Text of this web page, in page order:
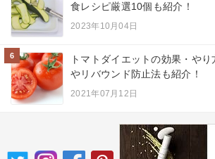
食レシピ厳選10個も紹介！
2023年10月04日
6
トマトダイエットの効果・や
やリバウンド防止法も紹介！
2021年07月12日